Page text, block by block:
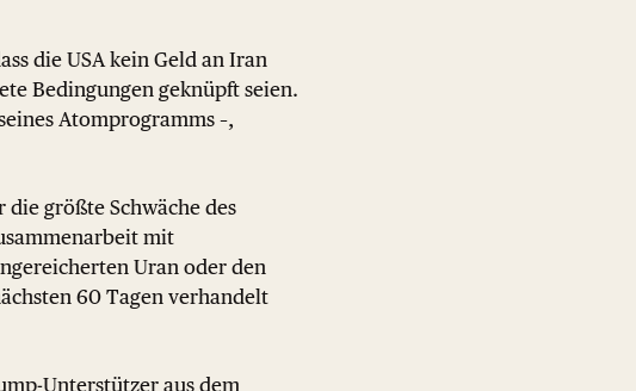
die USA kein Geld an Iran
Bedingungen geknüpft seien.
Atomprogramms –,
größte Schwäche des
mit
Uran oder den
60 Tagen verhandelt
Unterstützer aus dem